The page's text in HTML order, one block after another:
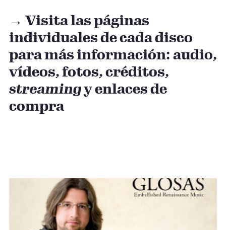
→ Visita las páginas
individuales de cada disco
para más información: audio,
vídeos, fotos, créditos,
streamingy enlaces de
compra